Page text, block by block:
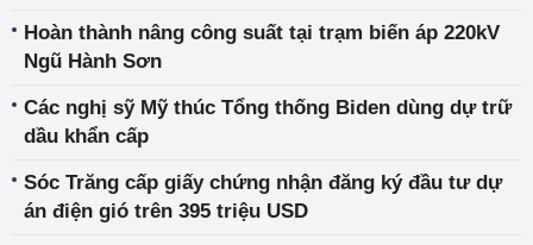
Hoàn thành nâng công suất tại trạm biến áp 220kV
Ngũ Hành Sơn
Các nghị sỹ Mỹ thúc Tổng thống Biden dùng dự trữ
dầu khẩn cấp
Sóc Trăng cấp giấy chứng nhận đăng ký đầu tư dự
án điện gió trên 395 triệu USD